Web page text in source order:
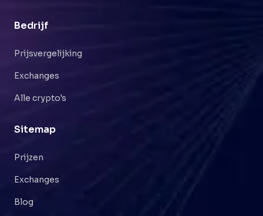
Bedrijf
Prijsvergelijking
Exchanges
Alle crypto's
Sitemap
Prijzen
Exchanges
Blog